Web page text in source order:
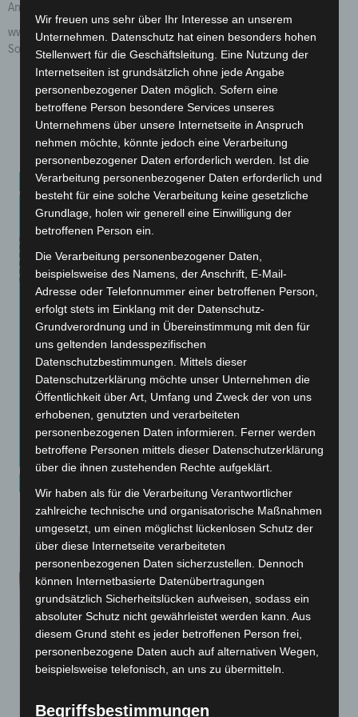
Angebote.
www.sonderfarbendruck.de: Die beSONDERe Onlinedruckerei für
Sonderfarben und Qualitätspapier.
Echte Sonderfarben (Pantone, HKS, Metallic & Neon
Große Papierauswahl mit vielen Farben & Oberflächen
Perslönliche Beratung druch unsere Experten
Erfahrung aus über 40 Jahren im Druck!
Briefpapiere
Wir freuen uns sehr über Ihr Interesse an unserem
Unternehmen. Datenschutz hat einen besonders hohen
Stellenwert für die Geschäftsleitung. Eine Nutzung der
Internetseiten ist grundsätzlich ohne jede Angabe
personenbezogener Daten möglich. Sofern eine
betroffene Person besondere Services unseres
Unternehmens über unsere Internetseite in Anspruch
nehmen möchte, könnte jedoch eine Verarbeitung
personenbezogener Daten erforderlich werden. Ist die
Verarbeitung personenbezogener Daten erforderlich und
besteht für eine solche Verarbeitung keine gesetzliche
Grundlage, holen wir generell eine Einwilligung der
betroffenen Person ein.
Die Verarbeitung personenbezogener Daten,
beispielsweise des Namens, der Anschrift, E-Mail-
Adresse oder Telefonnummer einer betroffenen Person,
erfolgt stets im Einklang mit der Datenschutz-
Grundverordnung und in Übereinstimmung mit den für
uns geltenden landesspezifischen
Datenschutzbestimmungen. Mittels dieser
Datenschutzerklärung möchte unser Unternehmen die
Öffentlichkeit über Art, Umfang und Zweck der von uns
erhobenen, genutzten und verarbeiteten
personenbezogenen Daten informieren. Ferner werden
betroffene Personen mittels dieser Datenschutzerklärung
über die ihnen zustehenden Rechte aufgeklärt.
Wir haben als für die Verarbeitung Verantwortlicher
zahlreiche technische und organisatorische Maßnahmen
umgesetzt, um einen möglichst lückenlosen Schutz der
über diese Internetseite verarbeiteten
personenbezogenen Daten sicherzustellen. Dennoch
können Internetbasierte Datenübertragungen
grundsätzlich Sicherheitslücken aufweisen, sodass ein
absoluter Schutz nicht gewährleistet werden kann. Aus
diesem Grund steht es jeder betroffenen Person frei,
personenbezogene Daten auch auf alternativen Wegen,
beispielsweise telefonisch, an uns zu übermitteln.
Begriffsbestimmungen